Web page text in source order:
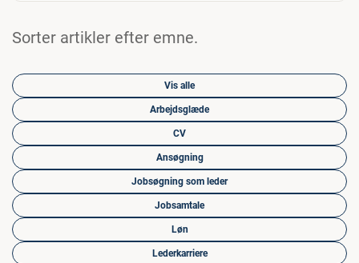
Sorter artikler efter emne.
Vis alle
Arbejdsglæde
CV
Ansøgning
Jobsøgning som leder
Jobsamtale
Løn
Lederkarriere